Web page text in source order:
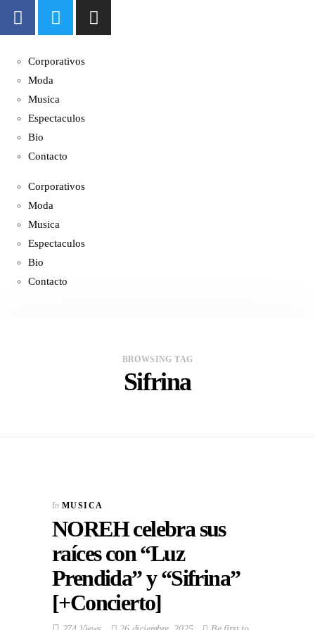
Corporativos
Moda
Musica
Espectaculos
Bio
Contacto
Corporativos
Moda
Musica
Espectaculos
Bio
Contacto
BROWSING TAG
Sifrina
In MUSICA
NOREH celebra sus
raíces con “Luz
Prendida” y “Sifrina”
[+Concierto]